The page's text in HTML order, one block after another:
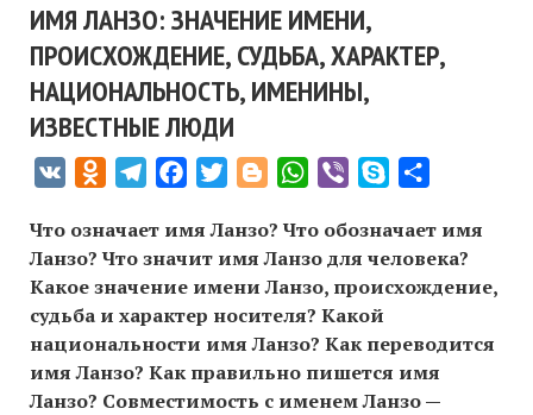
ИМЯ ЛАНЗО: ЗНАЧЕНИЕ ИМЕНИ,
ПРОИСХОЖДЕНИЕ, СУДЬБА, ХАРАКТЕР,
НАЦИОНАЛЬНОСТЬ, ИМЕНИНЫ,
ИЗВЕСТНЫЕ ЛЮДИ
VK Odnoklassniki
TelegramFacebookTwitterBloggerWhatsApp
Viber Skype
Что означает имя Ланзо? Что обозначает имя
Ланзо? Что значит имя Ланзо для человека?
Какое значение имени Ланзо, происхождение,
судьба и характер носителя? Какой
национальности имя Ланзо? Как переводится
имя Ланзо? Как правильно пишется имя
Ланзо? Совместимость c именем Ланзо —